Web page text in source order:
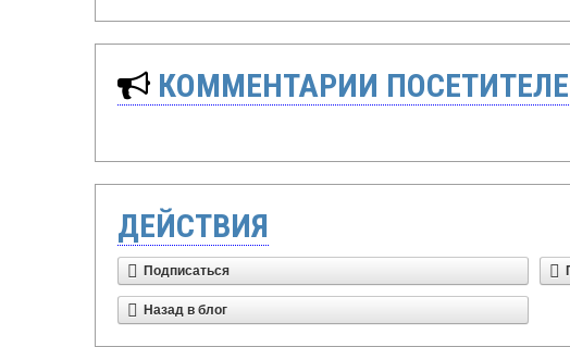
КОММЕНТАРИИ
ДЕЙСТВИЯ
Подписаться
Назад в блог